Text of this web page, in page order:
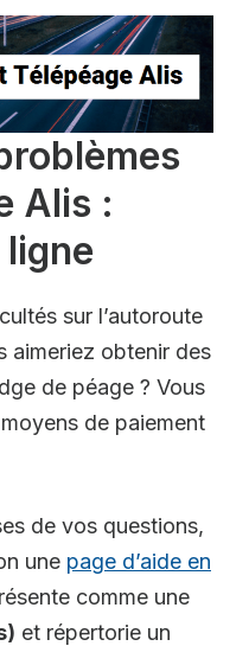
Alis :
sur l’autoroute
aimeriez obtenir des
de péage ? Vous
de paiement
de vos questions,
une page d’aide en
comme une
et répertorie un